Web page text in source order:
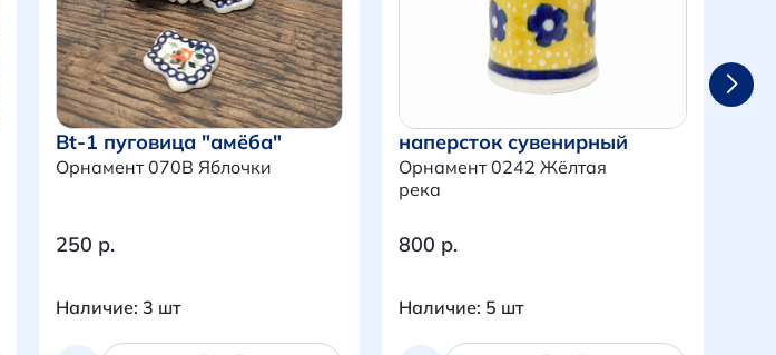
0 р.
Перейти в корзину
Bt-1 пуговица "амёба"
Орнамент 070B Яблочки
250 р.
Наличие: 3 шт
наперсток сувенирный
Орнамент 0242 Жёлтая
река
800 р.
Наличие: 5 шт